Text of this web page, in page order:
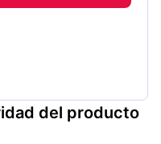
del producto